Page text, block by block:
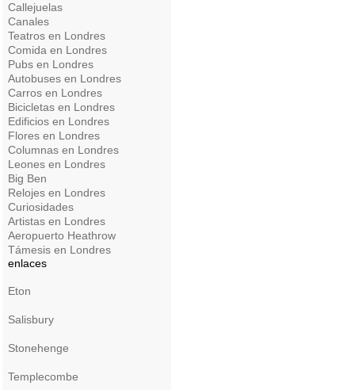
Callejuelas
Canales
Teatros en Londres
Comida en Londres
Pubs en Londres
Autobuses en Londres
Carros en Londres
Bicicletas en Londres
Edificios en Londres
Flores en Londres
Columnas en Londres
Leones en Londres
Big Ben
Relojes en Londres
Curiosidades
Artistas en Londres
Aeropuerto Heathrow
Támesis en Londres
enlaces
Eton
Salisbury
Stonehenge
Templecombe